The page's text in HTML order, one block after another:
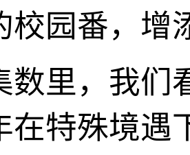
校园番，增
数里，我们
在特殊境遇